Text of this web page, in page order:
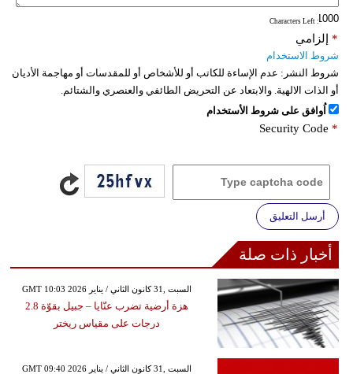
: Characters Left
إلزامي *
شروط الاستخدام
شروط النشر: عدم الإساءة للكاتب أو للأشخاص أو للمقدسات أو مهاجمة الأديان
أو الذات الالهية. والابتعاد عن التحريض الطائفي والعنصري والشتائم.
اُوافق على شروط الأستخدام
Security Code *
أرسل التعليق
أخبار ذات صلة
GMT 10:03 2026 السبت ,31 كانون الثاني / يناير
هزة أرضية تضرب عنّايا – جبيل بقوّة 2.8
درجات على مقياس ريختر
GMT 09:40 2026 السبت ,31 كانون الثاني / يناير